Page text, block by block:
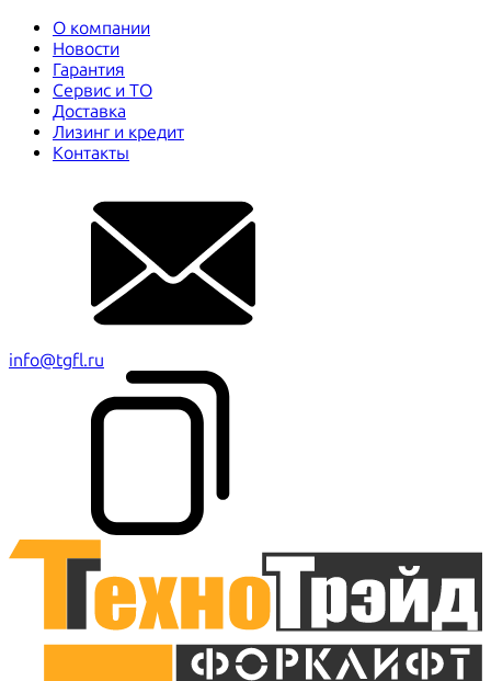
О компании
Новости
Гарантия
Сервис и ТО
Доставка
Лизинг и кредит
Контакты
info@tgfl.ru